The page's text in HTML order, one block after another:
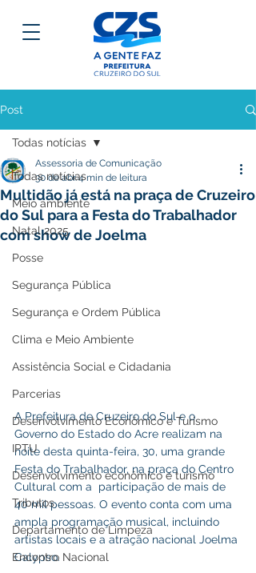
Post
Todas notícias
Meio ambiente
Natal 2025
Posse
Segurança Pública
Segurança e Ordem Pública
Clima e Meio Ambiente
Assistência Social e Cidadania
Parcerias
Desenvolvimento Econômico e Turismo
IPTU
Desenvolvimento econômico e turismo
Tributos
Departamento de Limpeza
Encontro Nacional
Todas notícias
Multidão já está na praça de Cruzeiro
do Sul para a Festa do Trabalhador
com show de Joelma
Assessoria de Comunicação
30 de abr.4 min de leitura
A Prefeitura de Cruzeiro do Sul e o
Governo do Estado do Acre realizam na
noite desta quinta-feira, 30, uma grande
Festa do Trabalhador, na praça do Centro
Cultural com a  participação de mais de
40 mil pessoas. O evento conta com uma
ampla programação musical, incluindo
artistas locais e a atração nacional Joelma
Calypso.